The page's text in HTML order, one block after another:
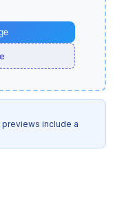
include a